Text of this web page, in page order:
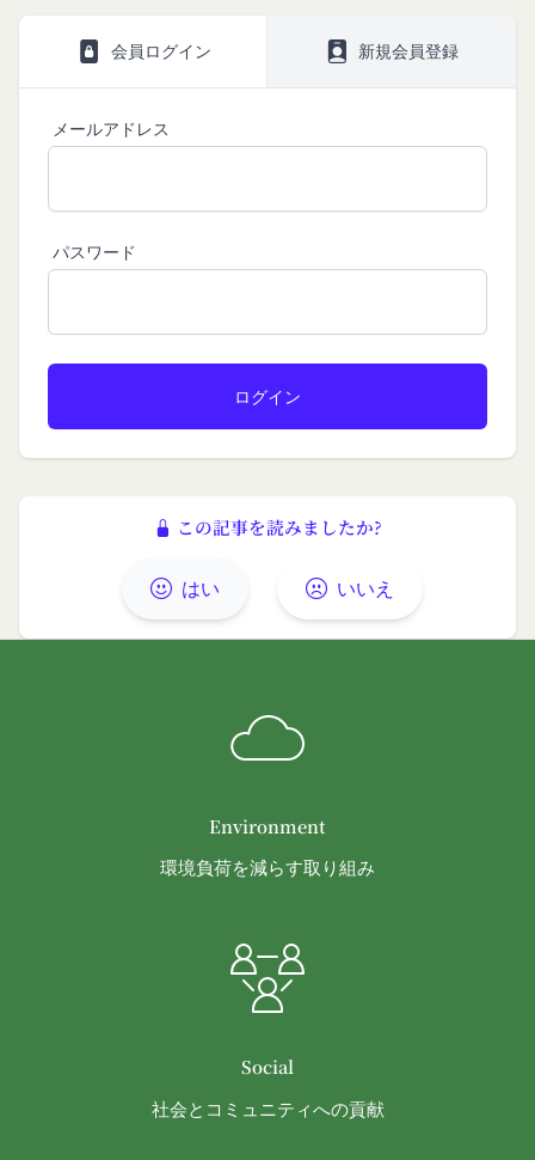
会員ログイン 新規会員登録
メールアドレス
パスワード
この記事を読みましたか?
はい いいえ
Environment
環境負荷を減らす取り組み
Social
社会とコミュニティへの貢献
となく変更することがあります。変更後の本ポリシ
ーについては、当社が別途定める場合を除いて、当
ものとします。但し、法令上お客様の同意が必要と
その他の注意事項
発効日：2021年9月1日
閉じる
会員登録または登録内容の変更の際に虚偽の会
員情報を入力する行為
または本サービスに支障を生じさせるおそれの
著作権等の知的財産権、その他の権利または利
益を侵害する行為
たは損害を与える行為
お客様IDおよびパスワードを不正に使用する行
同業者の再販など、営利目的で商品等を購入す
る行為
会員の行為が本規約に違反すると当社が判断した場
会員の登録の抹消、当社が提供する一切のサービス
の利用禁止、停止、本サービス上に公開した提供物
（本規約第10条3項で定義します。）の削除その他
社は、会員に対し、当該措置を講じた理由を開示す
る義務及び当該措置により会員に生じた損害を賠償
像、プログラム等（以下「コンテンツ」といいま
す。）の著作権、商標権およびその他の知的財産権
は全て当社または当社にコンテンツの使用を許諾す
侵害する行為を行わないものとします。
目的の如何を問わず、本サービスのコンテンツその